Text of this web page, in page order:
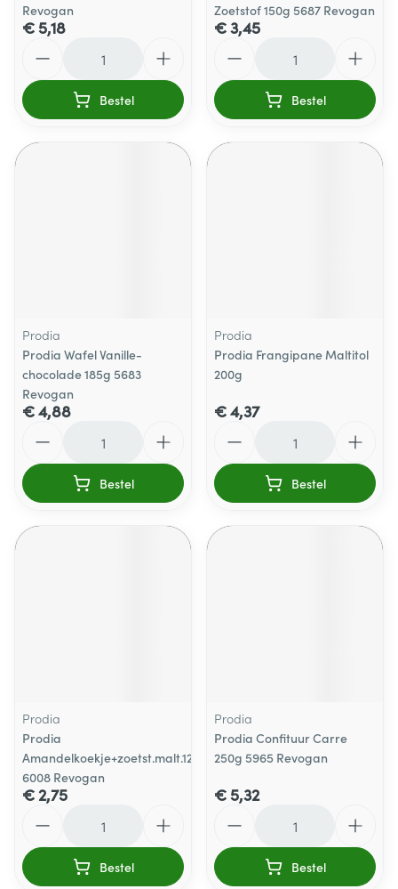
Revogan
€ 5,18
Bestel
Zoetstof 150g 5687 Revogan
€ 3,45
Bestel
Prodia
Prodia Wafel Vanille-
chocolade 185g 5683
Revogan
€ 4,88
Bestel
Prodia
Prodia Frangipane Maltitol
200g
€ 4,37
Bestel
Prodia
Prodia
Amandelkoekje+zoetst.malt.125g
6008 Revogan
€ 2,75
Bestel
Prodia
Prodia Confituur Carre
250g 5965 Revogan
€ 5,32
Bestel